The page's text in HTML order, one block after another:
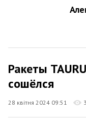
Ракеты
сошёлся
28 квітня 2024 09:51